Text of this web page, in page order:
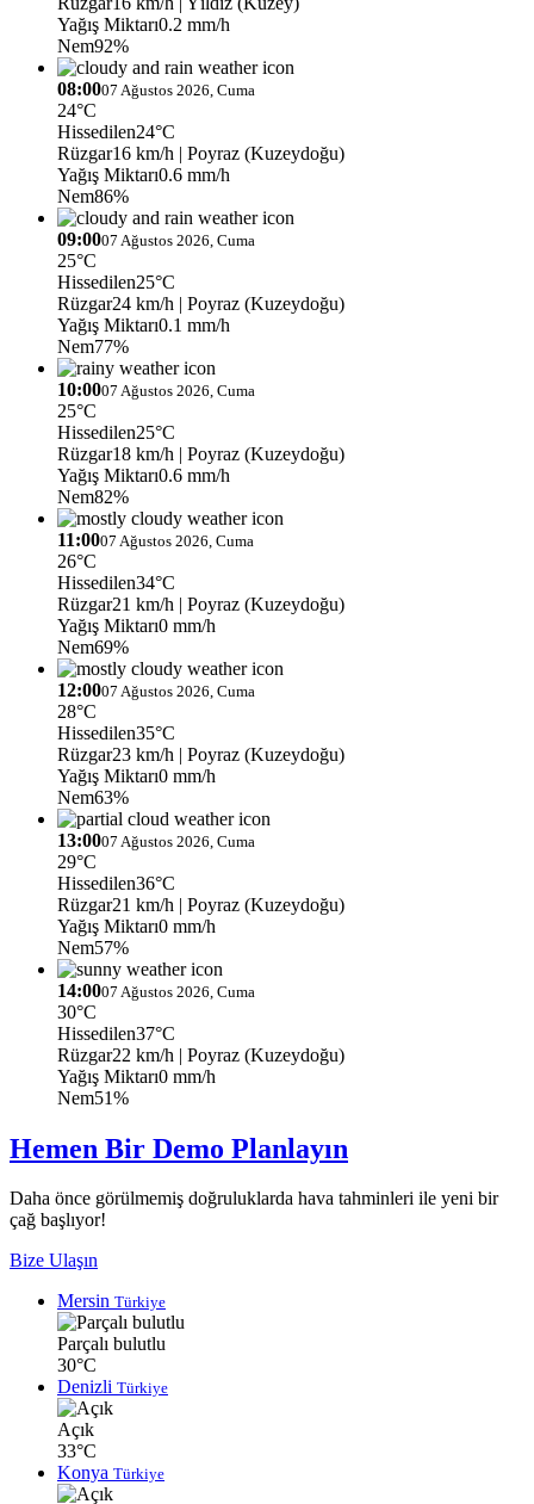
Yağış Miktarı0.2 mm/h
Nem92%
08:0007 Ağustos 2026, Cuma
24°C
Hissedilen24°C
Rüzgar16 km/h | Poyraz (Kuzeydoğu)
Yağış Miktarı0.6 mm/h
Nem86%
09:0007 Ağustos 2026, Cuma
25°C
Hissedilen25°C
Rüzgar24 km/h | Poyraz (Kuzeydoğu)
Yağış Miktarı0.1 mm/h
Nem77%
10:0007 Ağustos 2026, Cuma
25°C
Hissedilen25°C
Rüzgar18 km/h | Poyraz (Kuzeydoğu)
Yağış Miktarı0.6 mm/h
Nem82%
11:0007 Ağustos 2026, Cuma
26°C
Hissedilen34°C
Rüzgar21 km/h | Poyraz (Kuzeydoğu)
Yağış Miktarı0 mm/h
Nem69%
12:0007 Ağustos 2026, Cuma
28°C
Hissedilen35°C
Rüzgar23 km/h | Poyraz (Kuzeydoğu)
Yağış Miktarı0 mm/h
Nem63%
13:0007 Ağustos 2026, Cuma
29°C
Hissedilen36°C
Rüzgar21 km/h | Poyraz (Kuzeydoğu)
Yağış Miktarı0 mm/h
Nem57%
14:0007 Ağustos 2026, Cuma
30°C
Hissedilen37°C
Rüzgar22 km/h | Poyraz (Kuzeydoğu)
Yağış Miktarı0 mm/h
Nem51%
Hemen Bir Demo Planlayın
Daha önce görülmemiş doğruluklarda hava tahminleri ile yeni bir
çağ başlıyor!
Bize Ulaşın
Mersin Türkiye
Parçalı bulutlu
30°C
Denizli Türkiye
Açık
33°C
Konya Türkiye